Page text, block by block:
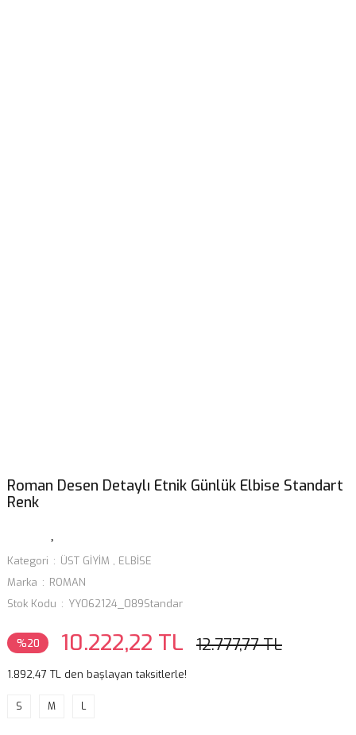
Roman Desen Detaylı Etnik Günlük Elbise Standart
Renk
Kategori ÜST GİYİM , ELBİSE
Marka
ROMAN
Stok Kodu
YY062124_089Standar
%20 10.222,22 TL 12.777,77 TL
1.892,47 TL den başlayan taksitlerle!
S M L